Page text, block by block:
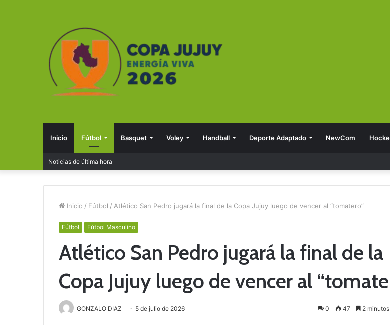
Inicio Fútbol Basquet Voley Handball Deporte Adaptado NewCom
Noticias de última hora
Inicio / Fútbol / Atlético San Pedro jugará la final de la Copa Jujuy luego de vencer al “tomatero”
Fútbol Fútbol Masculino
Atlético San Pedro jugará la final de la
Copa Jujuy luego de vencer al
GONZALO DIAZ 5 de julio de 2026 0 47 2